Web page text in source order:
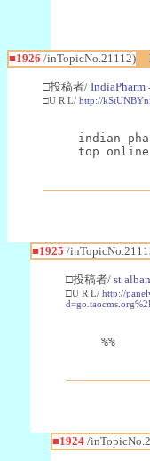
■1926 /inTopicNo.21112)
□投稿者/ IndiaPharm
□U R L/ http://
indian
top online
■1925 /
□投稿者/ st
□U R L/ http://
%%
■1924/